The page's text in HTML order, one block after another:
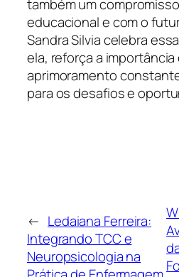
também um
educacional e com o
Sandra Silvia celebra
ela, reforça a
aprimoramento
para os desafios e
← Ledaiana Ferreira:
Integrando TCC e
Neuropsicologia na